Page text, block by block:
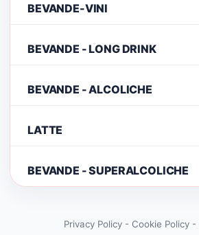
BEVANDE-VINI
BEVANDE - LONG DRINK
BEVANDE - ALCOLICHE
LATTE
BEVANDE - SUPERALCOLICHE
Privacy Policy- Cookie Policy-